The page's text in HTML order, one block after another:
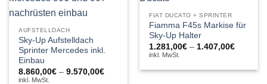
AUFSTELLDACH
Sky-Up Aufstelldach
Sprinter Mercedes inkl.
Einbau
8.860,00€ –9.570,00€Preisspanne:
inkl. MwSt.
FIAT DUCATO + SPRINTER
Fiamma F45s Markise für
Sky-Up Halter
1.281,00€ – 1.407,00€
inkl. MwSt.